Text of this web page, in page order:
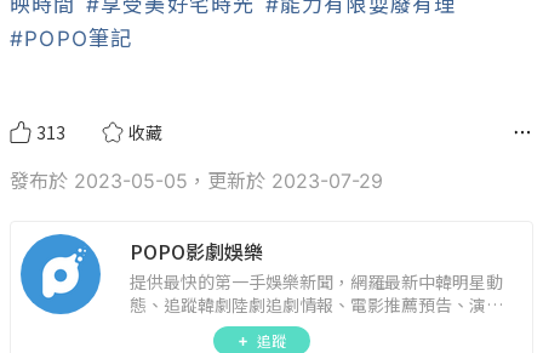
映時間 #享受美好宅時光 #能力有限耍廢有理
#POPO筆記
313 收藏
發布於 2023-05-05，更新於 2023-07-29
POPO影劇娛樂
提供最快的第一手娛樂新聞，網羅最新中韓明星動
態、追蹤韓劇陸劇追劇情報、電影推薦預告、演藝
圈話題，演唱會見面會最新資訊，讓你追星零時
追蹤